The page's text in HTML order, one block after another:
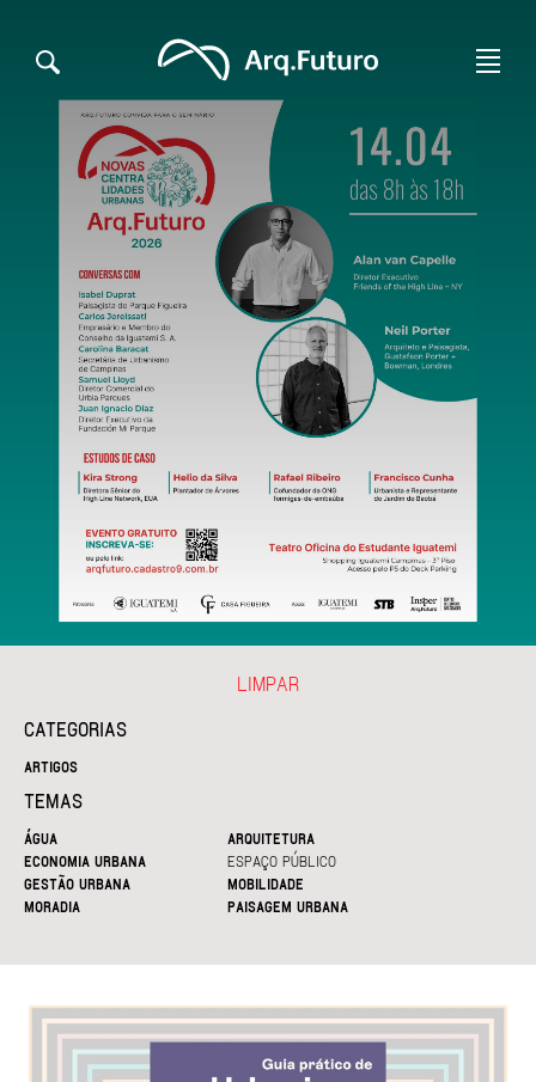
CATEGORIAS
ARTIGOS
TEMAS
ÁGUA
ARQUITETURA
ECONOMIA URBANA
ESPAÇO PÚBLICO
GESTÃO URBANA
MOBILIDADE
MORADIA
PAISAGEM URBANA
LIMPAR